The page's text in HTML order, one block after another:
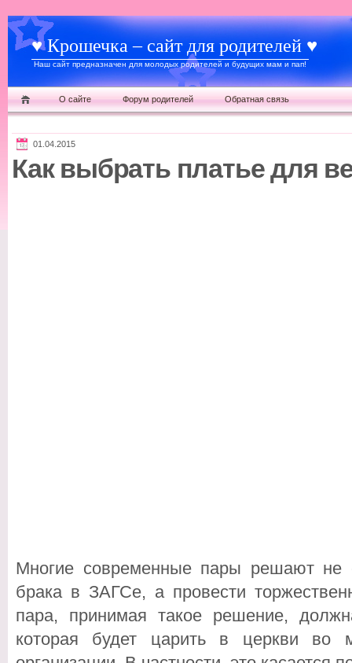
♥ Крошечка – сайт для родителей ♥
Наш сайт предназначен для молодых родителей и будущих мам и пап!
О сайте Форум родителей Обратная связь
01.04.2015
Как выбрать платье для
Многие современные пары решают не
брака в ЗАГСе, а провести
пара, принимая такое решение,
которая будет царить в церкви во